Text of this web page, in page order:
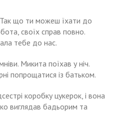
що ти можеш їхати до
своїх справ повно.
тебе до нас.
Микита поїхав у ніч.
попрощатися із батьком.
коробку цукерок, і вона
виглядав бадьорим та